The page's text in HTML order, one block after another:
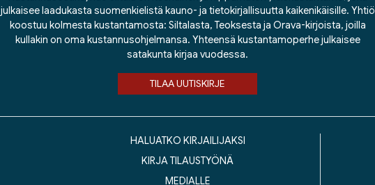
julkaisee laadukasta suomenkielistä kauno- ja tietokirjallisuutta kaikenikäisille. Yhtiö
koostuu kolmesta kustantamosta: Siltalasta, Teoksesta ja Orava-kirjoista, joilla
kullakin on oma kustannusohjelmansa. Yhteensä kustantamoperhe julkaisee
satakunta kirjaa vuodessa.
TILAA UUTISKIRJE
HALUATKO KIRJAILIJAKSI
KIRJA TILAUSTYÖNÄ
MEDIALLE